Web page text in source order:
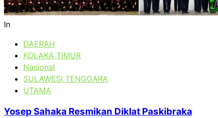
In
DAERAH
KOLAKA TIMUR
Nasional
SULAWESI TENGGARA
UTAMA
Yosep Sahaka Resmikan Diklat Paskibraka